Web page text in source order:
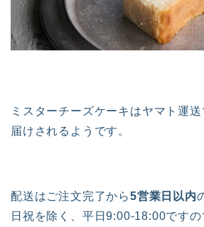
ミスターチーズケーキはヤマト運
届けされるようです。
配送はご注文完了から5営業日以内
日祝を除く、平日9:00-18:00です